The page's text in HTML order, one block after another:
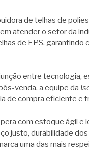
de telhas de
atender o setor da
de EPS,
entre tecnologia,
venda, a equipe da
de compra eficiente e
com estoque ágil e
justo, durabilidade
uma das mais